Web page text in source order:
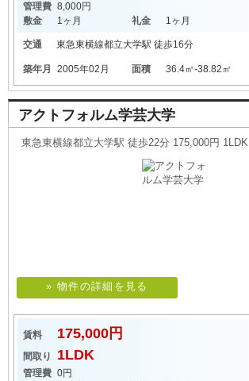
管理費 8,000円
敷金
1ヶ月 礼金 1ヶ月
交通 東急東横線都立大学駅 徒歩16分
築年月 2005年02月 面積 36.4㎡-38.82㎡
アクトフォルム学芸大学
東急東横線都立大学駅 徒歩22分 175,000円 1LDK
» 物件の詳細を見る
賃料 175,000円
間取り 1LDK
管理費 0円